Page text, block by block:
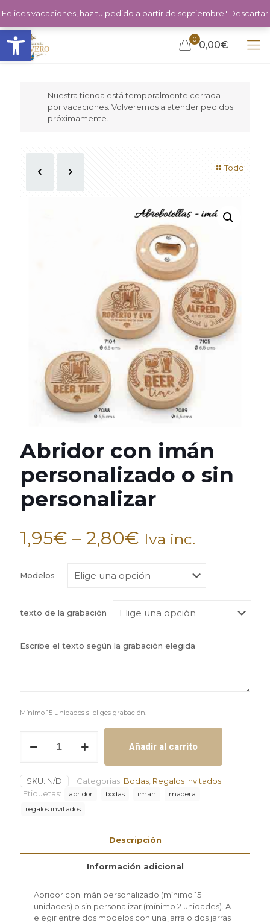
Abrir barra de herramientas 0 0,00€
Nuestra tienda está temporalmente cerrada
por vacaciones. Volveremos a atender pedidos
próximamente.
Todo
Abridor con imán
personalizado o sin
personalizar
1,95€ – 2,80€ Iva inc.
Modelos
texto de la grabación
Escribe el texto según la grabación elegida
Mínimo 15 unidades si eliges grabación.
con
sin
personalizar
cantidad
Añadir al carrito
SKU: N/D Categorías: Bodas Regalos invitados
Etiquetas:
abridor bodas imán
madera
regalos invitados
Descripción
Información adicional
Abridor con imán personalizado (mínimo 15
unidades) o sin personalizar (mínimo 2 unidades). A
elegir entre dos modelos con una jarra o dos jarras
Felices vacaciones, haz tu pedido a partir de septiembre" Descartar